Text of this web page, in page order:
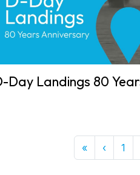
Day Landings 80
«First
‹ 1